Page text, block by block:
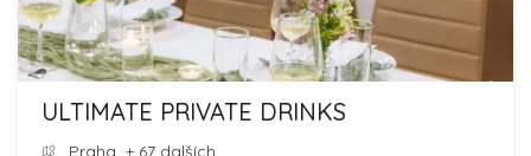
ULTIMATE PRIVATE DRINKS
Praha + 67 dalších